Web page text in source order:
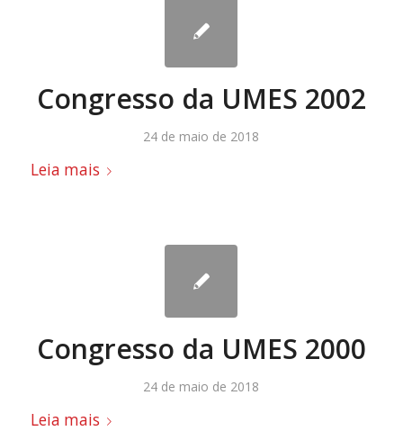
Congresso da UMES 2002
24 de maio de 2018
Leia mais
Congresso da UMES 2000
24 de maio de 2018
Leia mais